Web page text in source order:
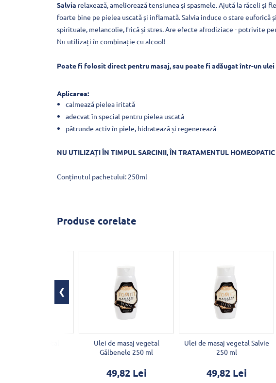
Salvia relaxează, ameliorează tensiunea și spasmele. Ajută la răceli
foarte bine pe pielea uscată și inflamată. Salvia induce o stare
spirituale, melancolie, frică și stres. Are efecte afrodiziace - potrivite
Nu utilizați în combinație cu alcool!
Poate fi folosit direct pentru masaj, sau poate fi adăugat într-un
Aplicarea:
calmează pielea iritată
adecvat în special pentru pielea uscată
pătrunde activ în piele, hidratează și regenerează
NU UTILIZAȚI ÎN TIMPUL SARCINII, ÎN TRATAMENTUL
Conținutul pachetului: 250ml
Produse corelate
Ulei de masaj vegetal
Gălbenele 250 ml
49,82 Lei
Ulei de masaj vegetal Salvie
250 ml
49,82 Lei